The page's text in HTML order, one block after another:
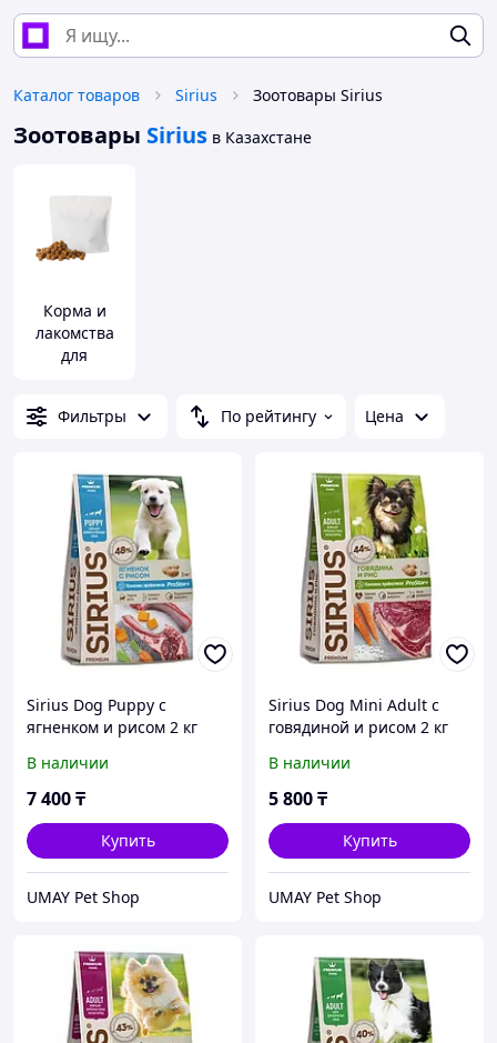
Каталог товаров Sirius Зоотовары Sirius
Зоотовары Sirius в Казахстане
Корма и
лакомства
для
птиц
Фильтры По рейтингу Цена
Sirius Dog Puppy с
ягненком и рисом 2 кг
В наличии
7 400₸
Купить
UMAY Pet Shop
Sirius Dog Mini Adult с
говядиной и рисом 2 кг
В наличии
5 800₸
Купить
UMAY Pet Shop